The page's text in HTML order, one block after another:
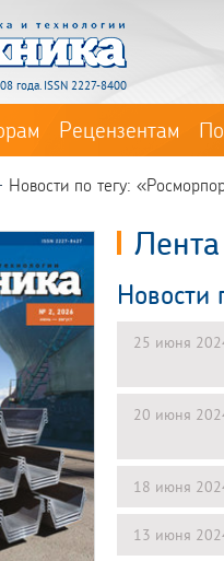
года. ISSN 2227-8400
Рецензентам
Новости по тегу:
Новости
25 июня
20 июня
18 июня
13 июня